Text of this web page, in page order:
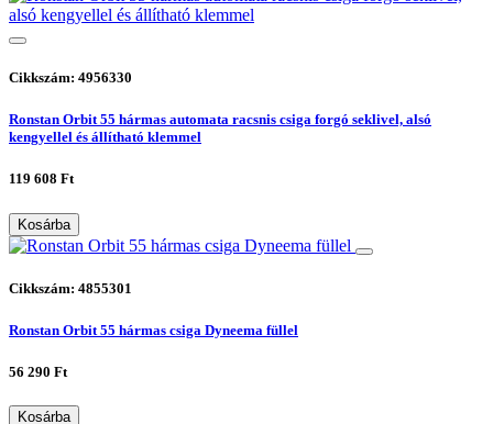
Cikkszám: 4956330
Ronstan Orbit 55 hármas automata racsnis csiga forgó seklivel, alsó
kengyellel és állítható klemmel
119 608 Ft
Kosárba
Cikkszám: 4855301
Ronstan Orbit 55 hármas csiga Dyneema füllel
56 290 Ft
Kosárba